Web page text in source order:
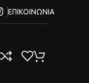
ΕΠΙΚΟΙΝΩΝΊΑ